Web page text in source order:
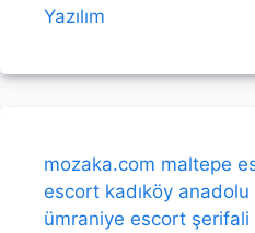
Yazılım
mozaka.com maltepe
escort kadıköy anadolu
ümraniye escort